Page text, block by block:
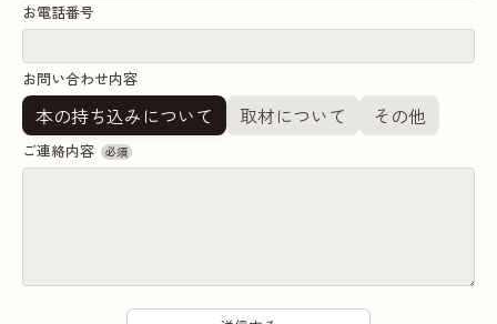
お電話番号
お問い合わせ内容
本の持ち込みについて 取材について その他
ご連絡内容 必須